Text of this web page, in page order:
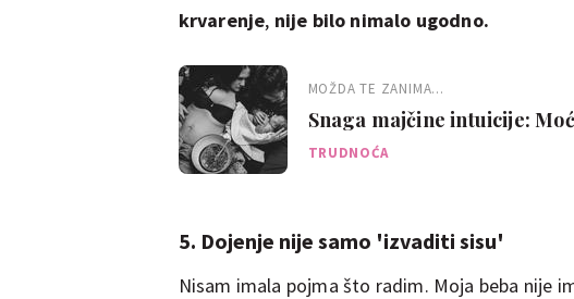
krvarenje, nije bilo nimalo ugodno.
MOŽDA TE ZANIMA...
Snaga majčine intuicije:
mame
TRUDNOĆA
5. Dojenje nije samo 'izvaditi sisu'
Nisam imala pojma što radim. Moja beba nije